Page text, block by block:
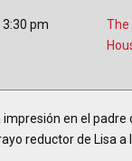
pm
The
en el
reductor de Lisa a